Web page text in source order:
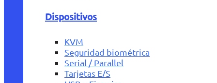
Dispositivos
KVM
Seguridad biométrica
Serial / Parallel
Tarjetas E/S